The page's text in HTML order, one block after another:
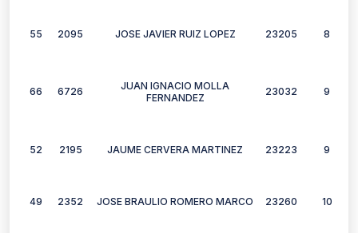
55 2095 JOSE JAVIER RUIZ LOPEZ 23205 8
66 6726
JUAN IGNACIO MOLLA
FERNANDEZ
23032 9
52 2195 JAUME CERVERA MARTINEZ 23223 9
49 2352 JOSE BRAULIO ROMERO MARCO 23260 10